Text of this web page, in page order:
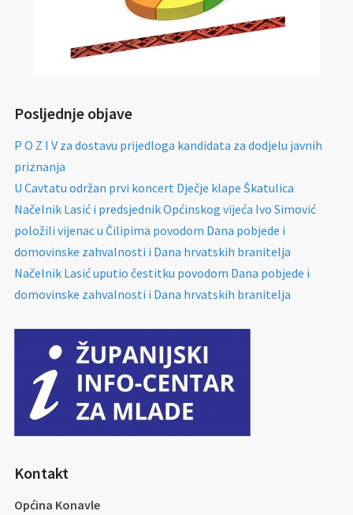
Posljednje objave
P O Z I V za dostavu prijedloga kandidata za dodjelu javnih
priznanja
U Cavtatu održan prvi koncert Dječje klape Škatulica
Načelnik Lasić i predsjednik Općinskog vijeća Ivo Simović
položili vijenac u Čilipima povodom Dana pobjede i
domovinske zahvalnosti i Dana hrvatskih branitelja
Načelnik Lasić uputio čestitku povodom Dana pobjede i
domovinske zahvalnosti i Dana hrvatskih branitelja
Kontakt
Općina Konavle